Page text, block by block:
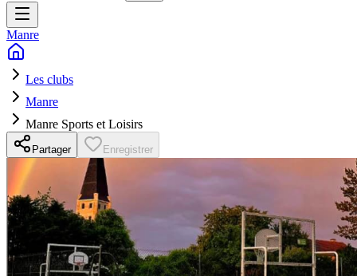
Manre
Les clubs
Manre
Manre Sports et Loisirs
Partager Enregistrer